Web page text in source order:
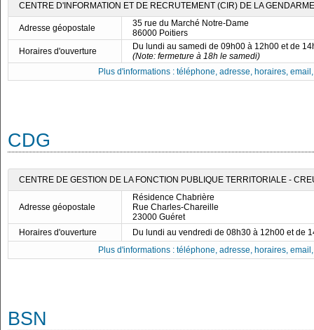
CENTRE D'INFORMATION ET DE RECRUTEMENT (CIR) DE LA
Adresse géopostale
35 rue du Marché Notre-Dame
86000 Poitiers
Horaires d'ouverture
Du lundi au samedi de 09h00 à 12h00 et de
(Note: fermeture à 18h le samedi)
Plus d'informations : téléphone, adresse, horaires,
CDG
CENTRE DE GESTION DE LA FONCTION PUBLIQUE TERRITORIALE -
Adresse géopostale
Résidence Chabrière
Rue Charles-Chareille
23000 Guéret
Horaires d'ouverture
Du lundi au vendredi de 08h30 à 12h00 et de
Plus d'informations : téléphone, adresse, horaires,
BSN